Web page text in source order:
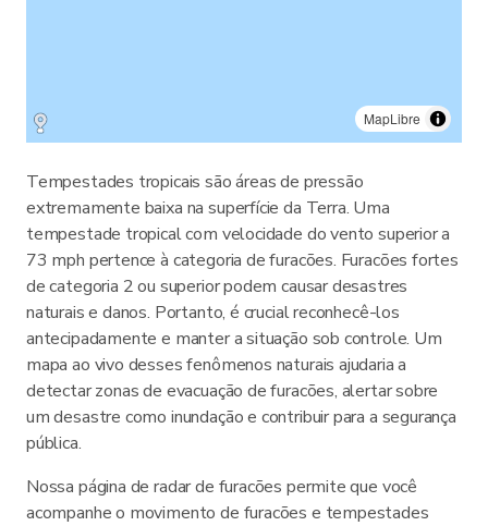
MapLibre
Tempestades tropicais são áreas de pressão
extremamente baixa na superfície da Terra. Uma
tempestade tropical com velocidade do vento superior a
73 mph pertence à categoria de furacões. Furacões fortes
de categoria 2 ou superior podem causar desastres
naturais e danos. Portanto, é crucial reconhecê-los
antecipadamente e manter a situação sob controle. Um
mapa ao vivo desses fenômenos naturais ajudaria a
detectar zonas de evacuação de furacões, alertar sobre
um desastre como inundação e contribuir para a segurança
pública.
Nossa página de radar de furacões permite que você
acompanhe o movimento de furacões e tempestades